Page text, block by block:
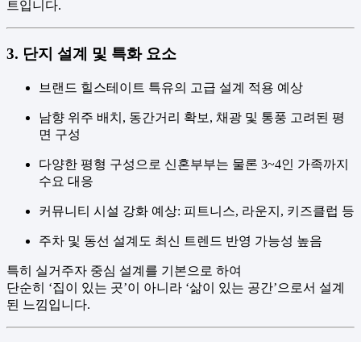
트입니다.
3. 단지 설계 및 특화 요소
브랜드 힐스테이트 특유의 고급 설계 적용 예상
남향 위주 배치, 동간거리 확보, 채광 및 통풍 고려된 평
면 구성
다양한 평형 구성으로 신혼부부는 물론 3~4인 가족까지
수요 대응
커뮤니티 시설 강화 예상: 피트니스, 라운지, 키즈클럽 등
주차 및 동선 설계도 최신 트렌드 반영 가능성 높음
특히 실거주자 중심 설계를 기본으로 하여
단순히 ‘집이 있는 곳’이 아니라 ‘삶이 있는 공간’으로서 설계
된 느낌입니다.